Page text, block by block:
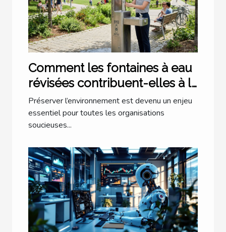
Comment les fontaines à eau
révisées contribuent-elles à la
durabilité environnementale ?
Préserver l’environnement est devenu un enjeu
essentiel pour toutes les organisations
soucieuses...